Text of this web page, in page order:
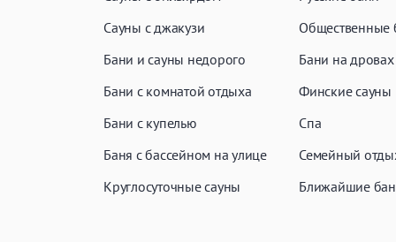
Сауны с джакузи
Бани и сауны недорого
Бани с комнатой отдыха
Бани с купелью
Баня с бассейном на улице
Круглосуточные сауны
Общественные
Бани на дровах
Финские сауны
Спа
Семейный
Ближайшие